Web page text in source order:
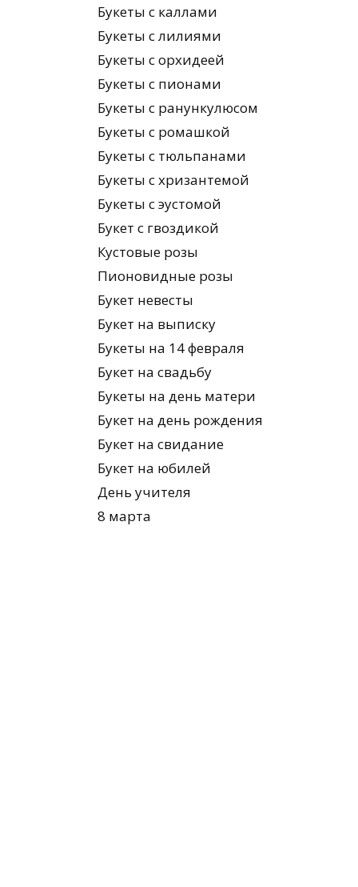
Букеты с каллами
Букеты с лилиями
Букеты с орхидеей
Букеты с пионами
Букеты с ранункулюсом
Букеты с ромашкой
Букеты с тюльпанами
Букеты с хризантемой
Букеты с эустомой
Букет с гвоздикой
Кустовые розы
Пионовидные розы
Букет невесты
Букет на выписку
Букеты на 14 февраля
Букет на свадьбу
Букеты на день матери
Букет на день рождения
Букет на свидание
Букет на юбилей
День учителя
8 марта